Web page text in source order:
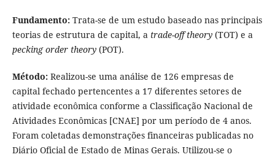
Fundamento: Trata-se de um estudo baseado nas principais
teorias de estrutura de capital, a trade-off theory (TOT) e a
pecking order theory(POT).
Método: Realizou-se uma análise de 126 empresas de
capital fechado pertencentes a 17 diferentes setores de
atividade econômica conforme a Classificação Nacional de
Atividades Econômicas [CNAE] por um período de 4 anos.
Foram coletadas demonstrações financeiras publicadas no
Diário Oficial de Estado de Minas Gerais. Utilizou-se o